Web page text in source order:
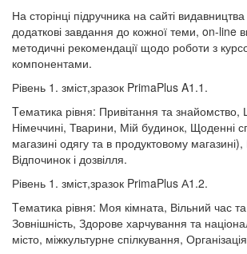
На сторінці підручника на сайті
додаткові завдання до кожної теми, on-line
методичні рекомендації щодо роботи з
компонентами.
Рівень 1. зміст,зразок PrimaPlus A1.1.
Tематика рівня: Привітання та знайомство,
Німеччині, Тварини, Мій будинок, Щоденні
магазині одягу та в продуктовому
Відпочинок і дозвілля.
Рівень 1. зміст,зразок PrimaPlus А1.2.
Tематика рівня: Моя кімната, Вільний час та
Зовнішність, Здорове харчування та
місто, міжкультурне спілкування,